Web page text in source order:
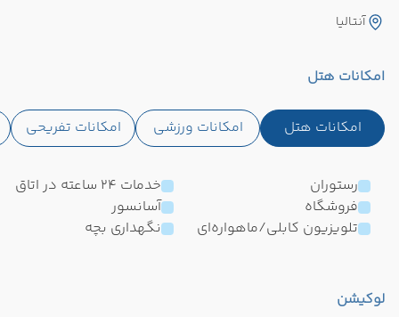
آنتالیا
امکانات هتل
امکانات هتل امکانات ورزشی امکانات تفریحی
رستوران
فروشگاه
تلویزیون کابلی/ماهواره‌ای
خدمات 24 ساعته در اتاق
آسانسور
نگهداری بچه
لوکیشن